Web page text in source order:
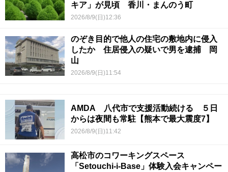
キア」が見頃 香川・まんのう町
2026/8/9(日)12:36
のぞき目的で他人の住宅の敷地内に侵入
したか 住居侵入の疑いで男を逮捕 岡
山
2026/8/9(日)11:54
AMDA 八代市で支援活動続ける ５日
からは夜間も常駐【熊本で最大震度7】
2026/8/9(日)11:42
高松市のコワーキングスペース
「Setouchi-i-Base」体験入会キャンペー